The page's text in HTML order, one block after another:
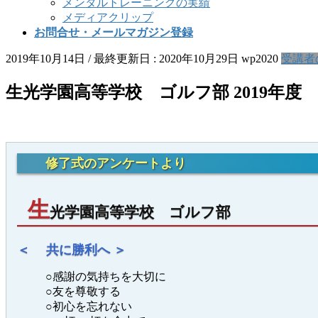
メンタルトレーニングの実績
メディアクリップ
お問合せ・メールマガジン登録
2019年10月14日 / 最終更新日 : 2020年10月29日 wp2020 受講者
生光学園高等学校 ゴルフ部 2019年度
修了式のアンケートより
生光学園高等学校 ゴルフ部
＜ 共に勝利へ ＞
○感謝の気持ちを大切に
○友を尊敬する
○初心を忘れない